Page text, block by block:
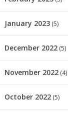
January 2023 (5)
December 2022 (5)
November 2022 (4)
October 2022 (5)